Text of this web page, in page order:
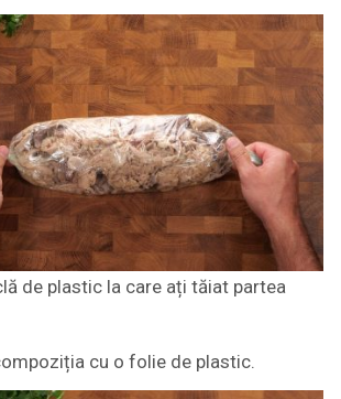
de plastic la care ați tăiat partea
cu o folie de plastic.